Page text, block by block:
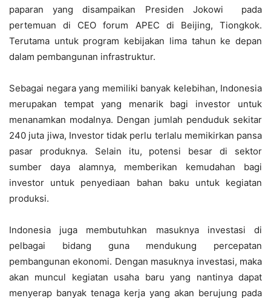
paparan yang disampaikan Presiden Jokowi pada
pertemuan di CEO forum APEC di Beijing, Tiongkok.
Terutama untuk program kebijakan lima tahun ke depan
dalam pembangunan infrastruktur.
Sebagai negara yang memiliki banyak kelebihan, Indonesia
merupakan tempat yang menarik bagi investor untuk
menanamkan modalnya. Dengan jumlah penduduk sekitar
240 juta jiwa, Investor tidak perlu terlalu memikirkan pansa
pasar produknya. Selain itu, potensi besar di sektor
sumber daya alamnya, memberikan kemudahan bagi
investor untuk penyediaan bahan baku untuk kegiatan
produksi.
Indonesia juga membutuhkan masuknya investasi di
pelbagai bidang guna mendukung percepatan
pembangunan ekonomi. Dengan masuknya investasi, maka
akan muncul kegiatan usaha baru yang nantinya dapat
menyerap banyak tenaga kerja yang akan berujung pada